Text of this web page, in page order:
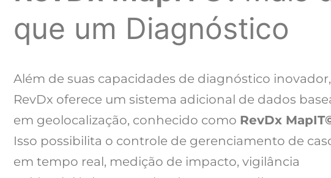
que um Diagnóstico
Além de suas capacidades de diagnóstico
RevDx oferece um sistema adicional de dados
em geolocalização, conhecido como RevDx
Isso possibilita o controle de gerenciamento de
em tempo real, medição de impacto, vigilância